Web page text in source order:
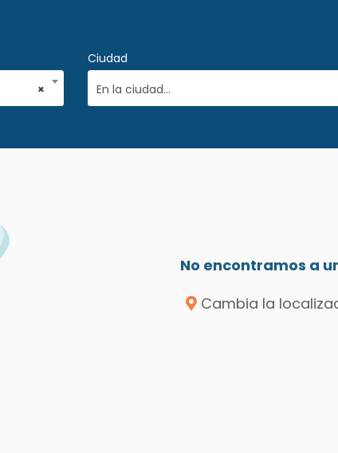
×
Ciudad
En la ciudad...
No encontramos a
Cambia la